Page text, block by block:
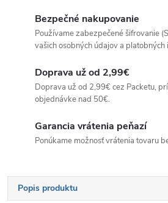
Bezpečné nakupovanie
Používame zabezpečené šifrovanie
vašich osobných údajov a platobných
Doprava už od 2,99€
Doprava už od 2,99€ cez Packetu,
objednávke nad 50€.
Garancia vrátenia peňazí
Ponúkame možnosť vrátenia tovaru
Popis produktu